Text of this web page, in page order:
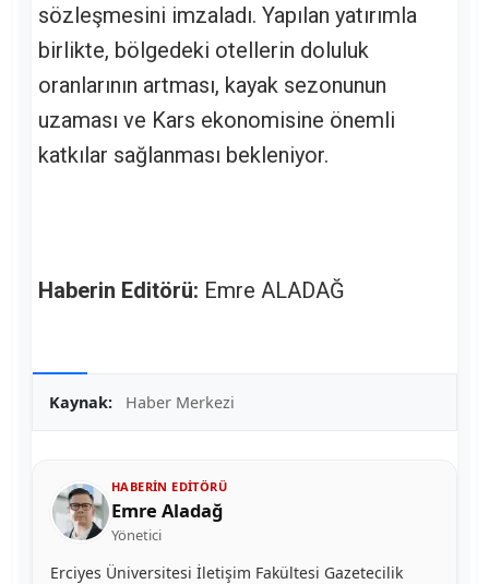
sözleşmesini imzaladı. Yapılan yatırımla
birlikte, bölgedeki otellerin doluluk
oranlarının artması, kayak sezonunun
uzaması ve Kars ekonomisine önemli
katkılar sağlanması bekleniyor.
Haberin Editörü: Emre ALADAĞ
Kaynak: Haber Merkezi
HABERIN EDITÖRÜ
Emre Aladağ
Yönetici
Erciyes Üniversitesi İletişim Fakültesi Gazetecilik